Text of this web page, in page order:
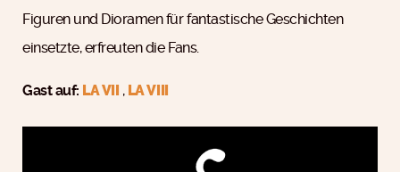
Figuren und Dioramen für fantastische Geschichten
einsetzte, erfreuten die Fans.
Gast auf: LA VII , LA VIII